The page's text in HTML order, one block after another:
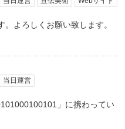
。よろしくお願い致します。
当日運営
」に携わってい